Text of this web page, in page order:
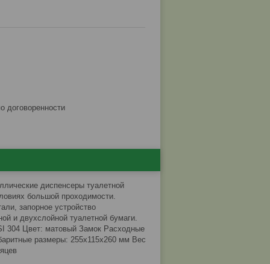
договоренности
диспенсеры туалетной
большой проходимости.
запорное устройство
и двухслойной туалетной бумаги.
304 Цвет: матовый Замок Расходные
размеры: 255x115x260 мм Вес